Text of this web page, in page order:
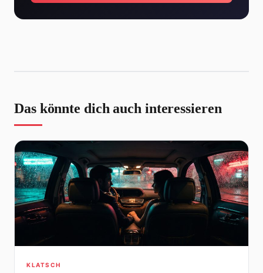
Das könnte dich auch interessieren
KLATSCH